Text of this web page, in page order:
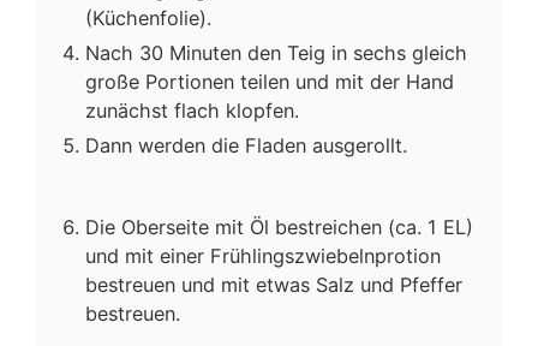
(Küchenfolie).
Nach 30 Minuten den Teig in sechs gleich
große Portionen teilen und mit der Hand
zunächst flach klopfen.
Dann werden die Fladen ausgerollt.
Die Oberseite mit Öl bestreichen (ca. 1 EL)
und mit einer Frühlingszwiebelnprotion
bestreuen und mit etwas Salz und Pfeffer
bestreuen.